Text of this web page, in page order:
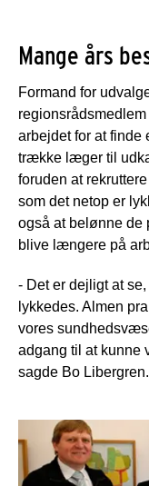
Mange års
Formand for
arbejdet for at finde
trække læger til
foruden at
som det netop er
også at belønne
blive længere på
- Det er dejligt at
lykkedes. Almen
vores
adgang til at
sagde Bo Libergren.